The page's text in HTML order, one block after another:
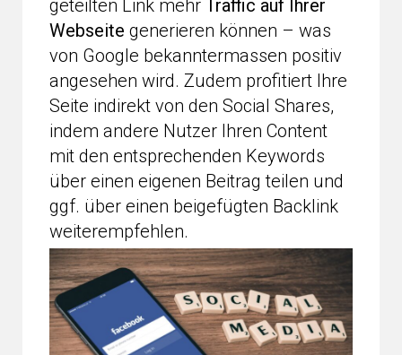
geteilten Link mehr Traffic auf Ihrer
Webseite generieren können – was
von Google bekanntermassen positiv
angesehen wird. Zudem profitiert Ihre
Seite indirekt von den Social Shares,
indem andere Nutzer Ihren Content
mit den entsprechenden Keywords
über einen eigenen Beitrag teilen und
ggf. über einen beigefügten Backlink
weiterempfehlen.